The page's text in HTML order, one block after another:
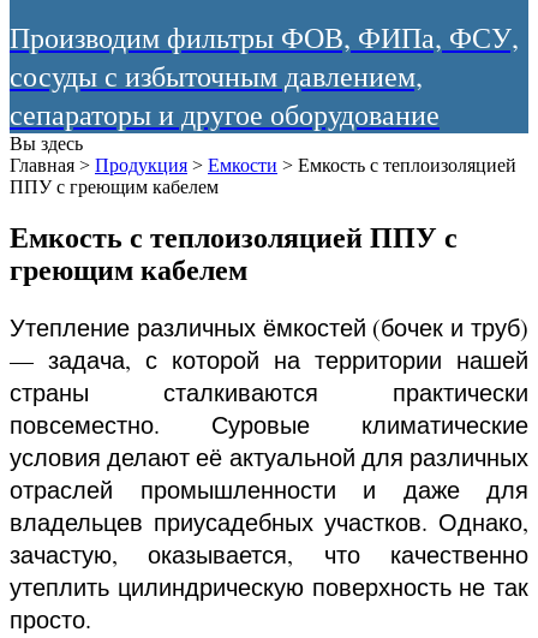
Производим фильтры ФОВ, ФИПа, ФСУ,
сосуды с избыточным давлением,
сепараторы и другое оборудование
Вы здесь
Главная > Продукция > Емкости > Емкость с теплоизоляцией
ППУ с греющим кабелем
Емкость с теплоизоляцией ППУ с
греющим кабелем
Утепление различных ёмкостей (бочек и труб)
— задача, с которой на территории нашей
страны сталкиваются практически
повсеместно. Суровые климатические
условия делают её актуальной для различных
отраслей промышленности и даже для
владельцев приусадебных участков. Однако,
зачастую, оказывается, что качественно
утеплить цилиндрическую поверхность не так
просто.